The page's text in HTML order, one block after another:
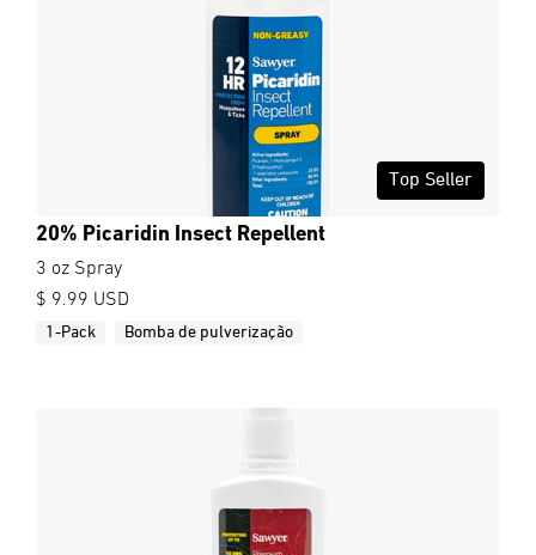
Top Seller
20% Picaridin Insect Repellent
3 oz Spray
$ 9.99 USD
1-Pack Bomba de pulverização